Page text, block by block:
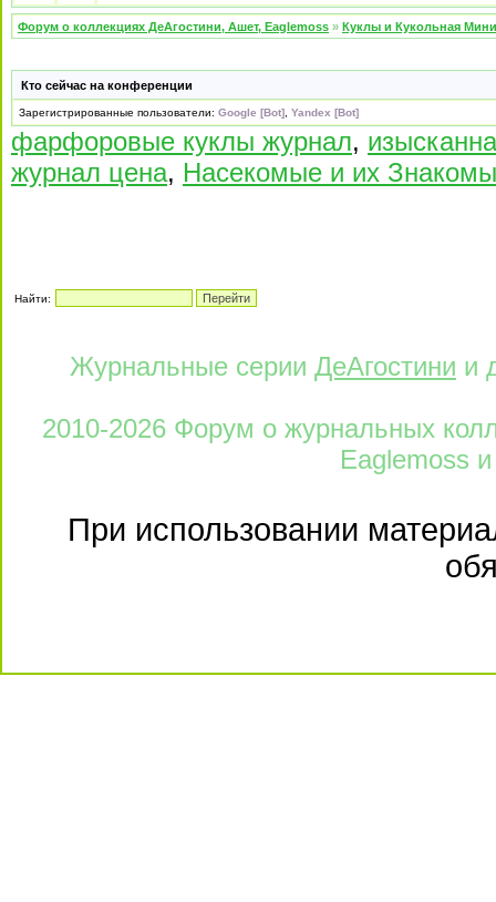
Форум о коллекциях ДеАгостини, Ашет, Eaglemoss » Куклы и Кукольная
Кто сейчас на конференции
Зарегистрированные пользователи: Google [Bot] Yandex [Bot]
фарфоровые куклы журнал,
журнал цена, Насекомые и их
Найти:
Журнальные серии ДеАгостини и
2010-2026 Форум о журнальных
Eaglemoss и
При использовании